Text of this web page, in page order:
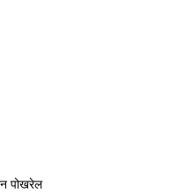
पोखरेल